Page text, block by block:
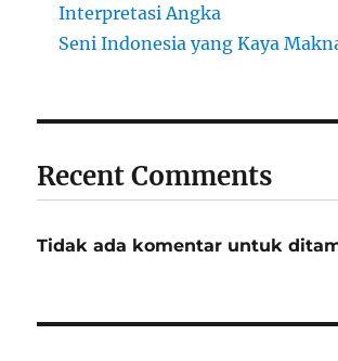
Interpretasi Angka
Seni Indonesia yang Kaya
Recent Comments
Tidak ada komentar untuk